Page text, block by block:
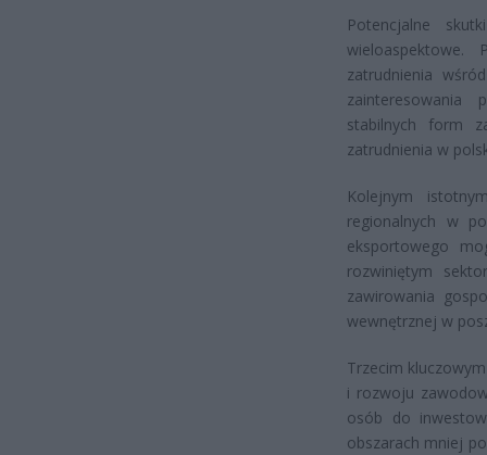
Potencjalne
wieloaspektowe.
zatrudnienia
zainteresowania
stabilnych form
zatrudnienia w
Kolejnym
regionalnych w
eksportowego
rozwiniętym
zawirowania
wewnętrznej w
Trzecim
i rozwoju
osób do
obszarach mniej